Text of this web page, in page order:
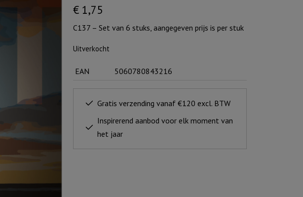
€1,75
C137 – Set van 6 stuks, aangegeven prijs is per stuk
Uitverkocht
EAN 5060780843216
Gratis verzending vanaf €120 excl. BTW
Inspirerend aanbod voor elk moment van
het jaar